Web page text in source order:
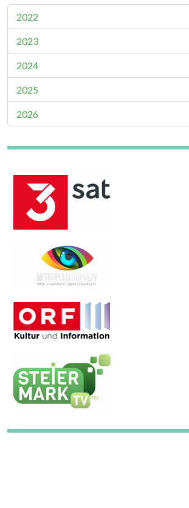
2022
2023
2024
2025
2026